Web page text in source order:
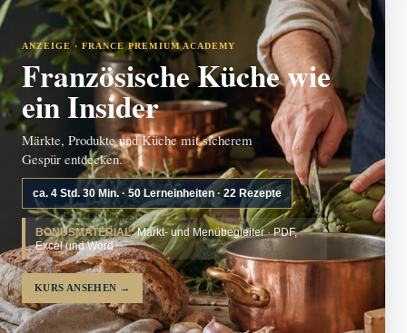
ANZEIGE · FRANCE PREMIUM ACADEMY
Französische Küche wie
ein Insider
Märkte, Produkte und Küche mit sicherem
Gespür entdecken.
ca. 4 Std. 30 Min. · 50 Lerneinheiten · 22 Rezepte
BONUSMATERIAL:Markt- und Menübegleiter · PDF,
Excel und Word
KURS ANSEHEN →